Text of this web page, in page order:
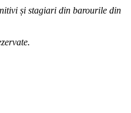
și stagiari din barourile din